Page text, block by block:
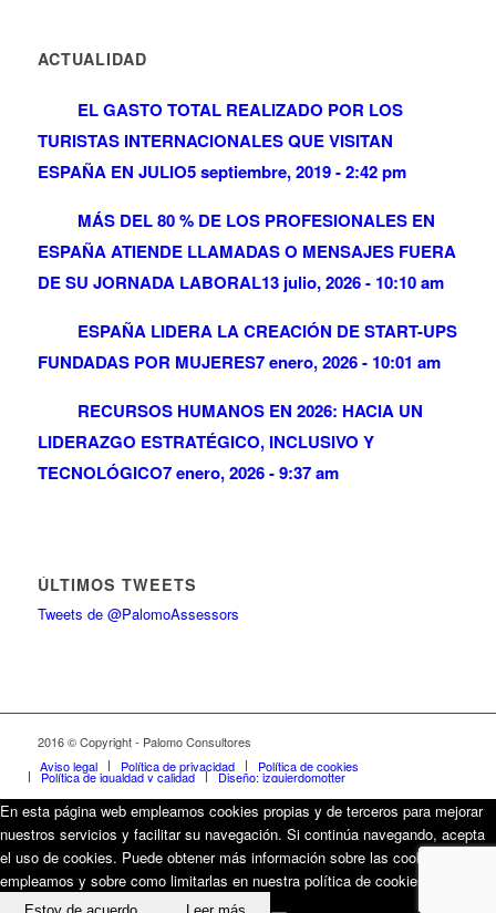
ACTUALIDAD
EL GASTO TOTAL REALIZADO POR LOS
TURISTAS INTERNACIONALES QUE VISITAN
ESPAÑA EN JULIO5 septiembre, 2019 - 2:42 pm
MÁS DEL 80 % DE LOS PROFESIONALES EN
ESPAÑA ATIENDE LLAMADAS O MENSAJES FUERA
DE SU JORNADA LABORAL13 julio, 2026 - 10:10 am
ESPAÑA LIDERA LA CREACIÓN DE START-UPS
FUNDADAS POR MUJERES7 enero, 2026 - 10:01 am
RECURSOS HUMANOS EN 2026: HACIA UN
LIDERAZGO ESTRATÉGICO, INCLUSIVO Y
TECNOLÓGICO7 enero, 2026 - 9:37 am
ÚLTIMOS TWEETS
Tweets de @PalomoAssessors
2016 © Copyright - Palomo Consultores
Aviso legal
Política de privacidad Política de cookies
Política de igualdad y calidad Diseño: izquierdomotter
En esta página web empleamos cookies propias y de terceros para mejorar
nuestros servicios y facilitar su navegación. Si continúa navegando, acepta
el uso de cookies. Puede obtener más información sobre las cookies que
empleamos y sobre como limitarlas en nuestra política de cookies.